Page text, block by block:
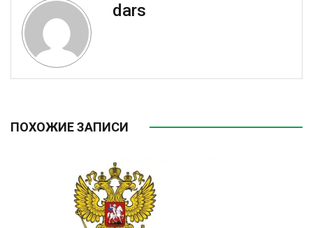
dars
ПОХОЖИЕ ЗАПИСИ